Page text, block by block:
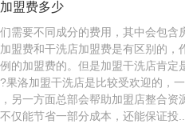
盟费多少
需要不同成分的费用，其中会包含
盟费和干洗店加盟费是有区别的，
的加盟费的。但是加盟干洗店肯定
果洛加盟干洗店是比较受欢迎的，
另一方面总部会帮助加盟店整合资
仅能节省一部分成本，还能保证投...